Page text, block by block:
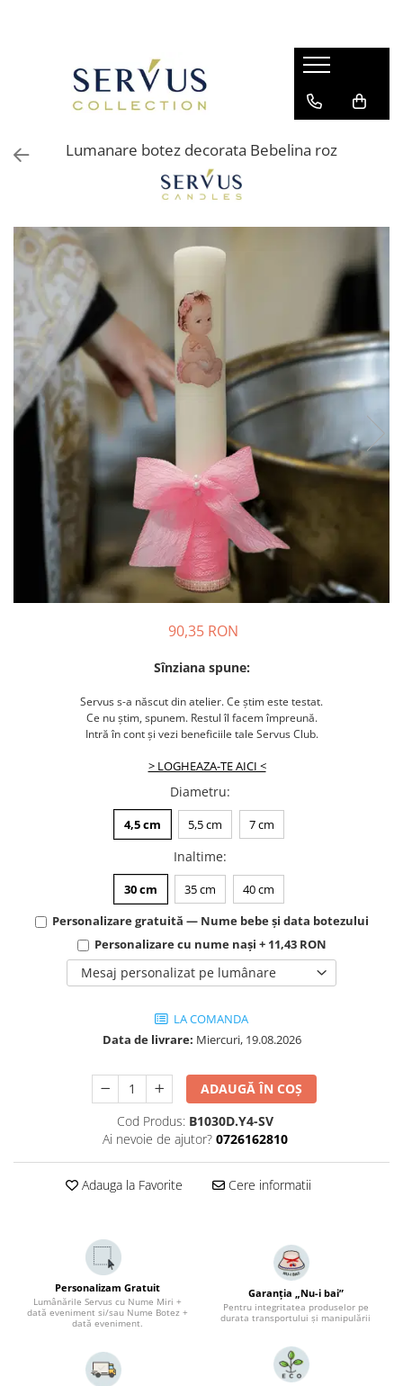
Lumanare botez decorata Bebelina roz
90,35 RON
Sînziana spune:
Servus s-a născut din atelier. Ce știm este testat.
Ce nu știm, spunem. Restul îl facem împreună.
Intră în cont și vezi beneficiile tale Servus Club.
> LOGHEAZA-TE AICI <
Diametru:
4,5 cm 5,5 cm 7 cm
Inaltime:
30 cm 35 cm
40 cm
Personalizare gratuită — Nume bebe și data botezului
Personalizare cu nume nași + 11,43 RON
Mesaj personalizat pe lumânare
LA COMANDA
Data de livrare: Miercuri, 19.08.2026
ADAUGĂ ÎN COȘ
Cod Produs: B1030D.Y4-SV
Ai nevoie de ajutor? 0726162810
Adauga la Favorite Cere informatii
Personalizam Gratuit
Lumânările Servus cu Nume Miri +
dată eveniment si/sau Nume Botez +
dată eveniment.
Garanția „Nu-i bai”
Pentru integritatea produselor pe
durata transportului și manipulării